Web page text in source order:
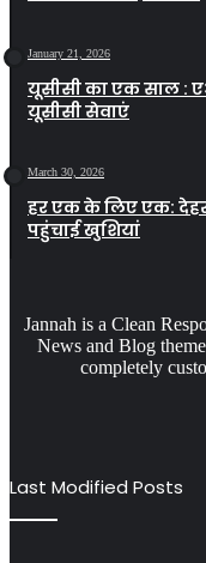
January 21, 2026
यूसीसी का एक साल :
यूसीसी सेवाएं
March 30, 2026
हर एक के लिए एक:
पहुंचाई खुशियां
Jannah is a Clean
News and Blog
completely
Last Modified Posts